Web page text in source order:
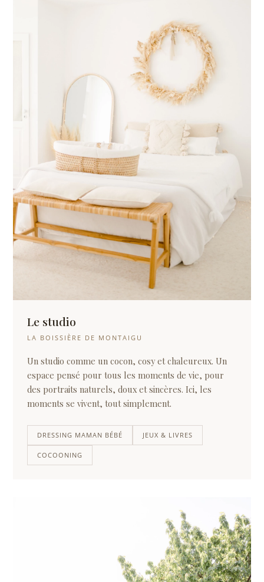
Le studio
LA BOISSIÈRE DE MONTAIGU
Un studio comme un cocon, cosy et chaleureux. Un
espace pensé pour tous les moments de vie, pour
des portraits naturels, doux et sincères. Ici, les
moments se vivent, tout simplement.
DRESSING MAMAN BÉBÉ JEUX & LIVRES
COCOONING